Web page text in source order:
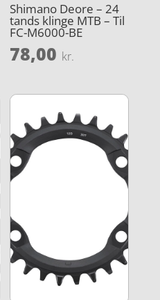
Shimano Deore – 24
tands klinge MTB – Til
FC-M6000-BE
78,00 kr.